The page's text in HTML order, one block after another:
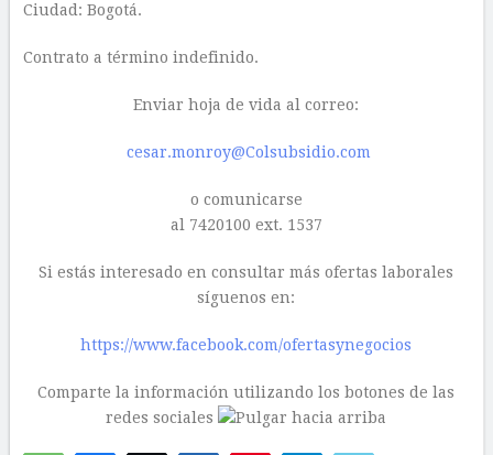
Ciudad: Bogotá.
Contrato a término indefinido.
Enviar hoja de vida al correo:
cesar.monroy@Colsubsidio.com
o comunicarse
al 7420100 ext. 1537
Si estás interesado en consultar más ofertas laborales
síguenos en:
https://www.facebook.com/ofertasynegocios
Comparte la información utilizando los botones de las
redes sociales